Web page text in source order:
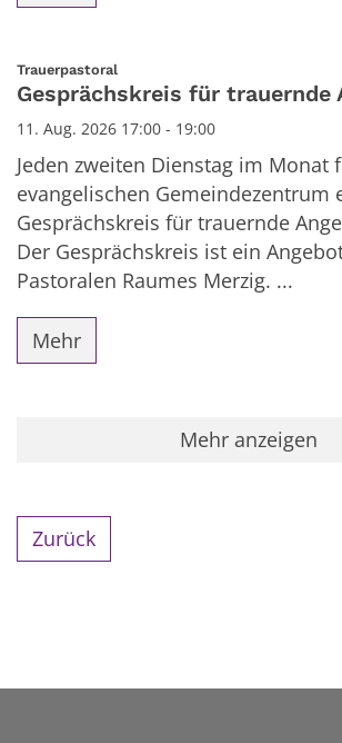
Trauerpastoral
Gesprächskreis für trauernde
11. Aug. 2026 17:00 - 19:00
Jeden zweiten Dienstag im Monat
evangelischen Gemeindezentrum
Gesprächskreis für trauernde
Der Gesprächskreis ist ein
Pastoralen Raumes Merzig. ...
Mehr
Mehr anzeigen
Zurück